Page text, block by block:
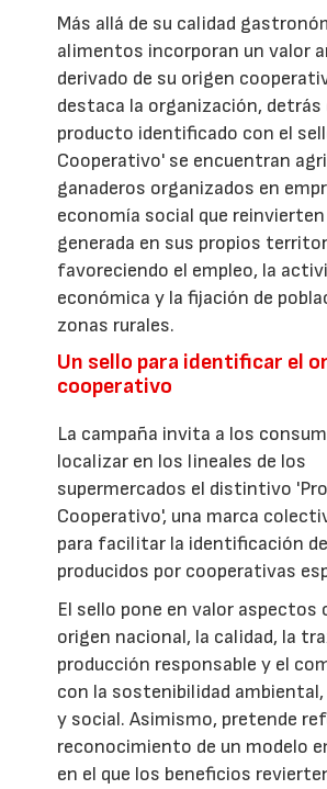
Más allá de su calidad
alimentos incorporan un valor
derivado de su origen
destaca la organización, detrás
producto identificado con el
Cooperativo' se encuentran
ganaderos organizados en
economía social que reinvierten
generada en sus propios
favoreciendo el empleo, la
económica y la fijación de
zonas rurales.
Un sello para identificar el
cooperativo
La campaña invita a los
localizar en los lineales de los
supermercados el distintivo
Cooperativo', una marca
para facilitar la identificación
producidos por cooperativas
El sello pone en valor aspectos
origen nacional, la calidad, la
producción responsable y el
con la sostenibilidad
y social. Asimismo, pretende
reconocimiento de un modelo
en el que los beneficios